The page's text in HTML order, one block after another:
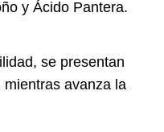
y Ácido Pantera.
se presentan
avanza la